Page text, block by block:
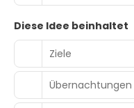
Diese Idee beinhaltet
Ziele
Übernachtungen